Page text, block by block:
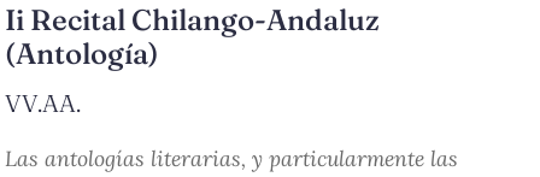
Ii Recital Chilango-Andaluz
(Antología)
VV.AA.
Las antologías literarias, y particularmente las